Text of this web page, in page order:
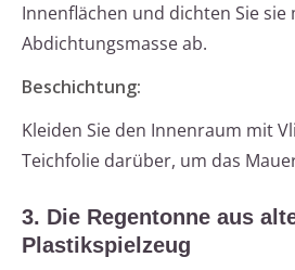
Innenflächen und dichten Sie sie
Abdichtungsmasse ab.
Beschichtung:
Kleiden Sie den Innenraum mit
Teichfolie darüber, um das
3. Die Regentonne aus
Plastikspielzeug